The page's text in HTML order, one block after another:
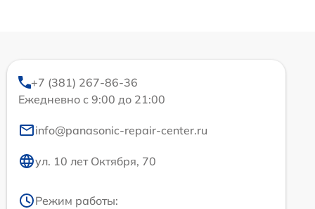
+7 (381) 267-86-36
Ежедневно с 9:00 до 21:00
info@panasonic-repair-center.ru
ул. 10 лет Октября, 70
Режим работы: